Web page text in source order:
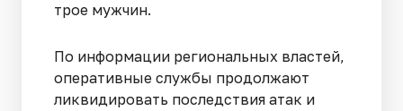
трое мужчин.
По информации региональных властей,
оперативные службы продолжают
ликвидировать последствия атак и